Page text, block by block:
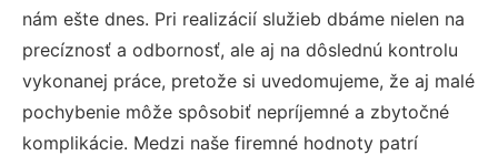
nám ešte dnes. Pri realizácií služieb dbáme nielen na
precíznosť a odbornosť, ale aj na dôslednú kontrolu
vykonanej práce, pretože si uvedomujeme, že aj malé
pochybenie môže spôsobiť nepríjemné a zbytočné
komplikácie. Medzi naše firemné hodnoty patrí